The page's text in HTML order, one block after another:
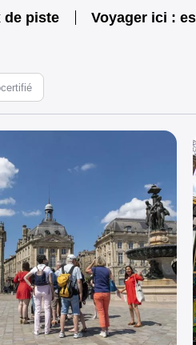
de piste
Voyager ici :